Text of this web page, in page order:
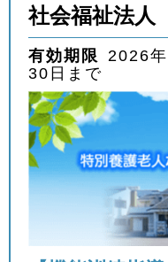
社会福祉法
有効期限 2026
30日まで